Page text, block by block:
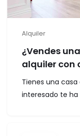
Alquiler
¿Vendes
alquiler con
Tienes una
interesado te ha